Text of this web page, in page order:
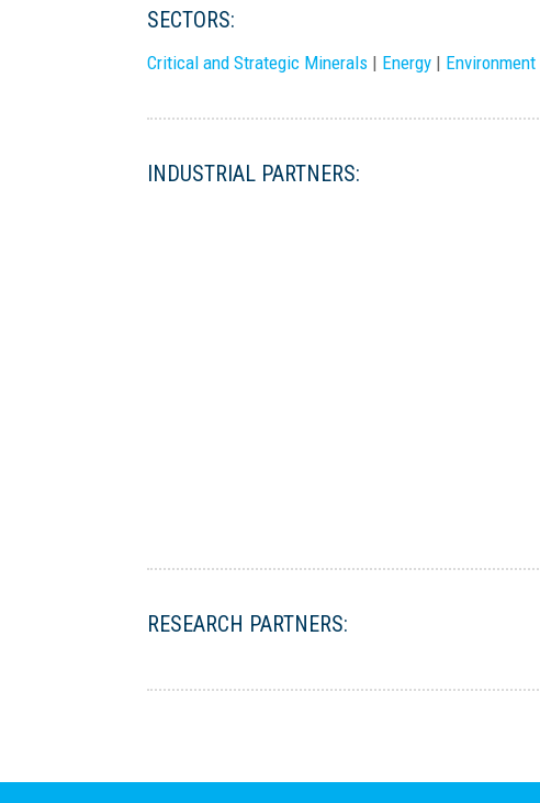
SECTORS:
Critical and Strategic Minerals | Energy | Environment
INDUSTRIAL PARTNERS:
RESEARCH PARTNERS: